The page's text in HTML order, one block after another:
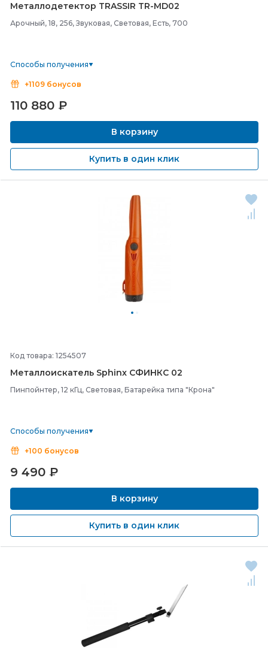
Металлодетектор TRASSIR TR-MD02
Арочный, 18, 256, Звуковая, Световая, Есть, 700
Способы получения
+1109 бонусов
110 880 ₽
В корзину
Купить в один клик
Код товара: 1254507
Металлоискатель Sphinx СФИНКС 02
Пинпойнтер, 12 кГц, Световая, Батарейка типа "Крона"
Способы получения
+100 бонусов
9 490 ₽
В корзину
Купить в один клик